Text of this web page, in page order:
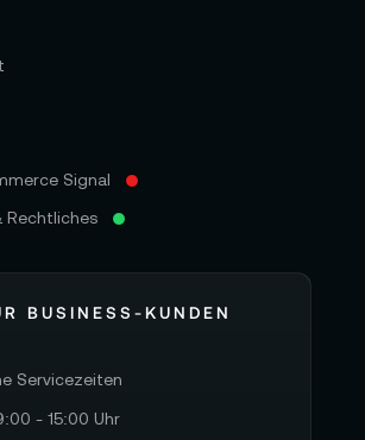
Signal
Rechtliches
BUSINESS-KUNDEN
Servicezeiten
- 15:00 Uhr